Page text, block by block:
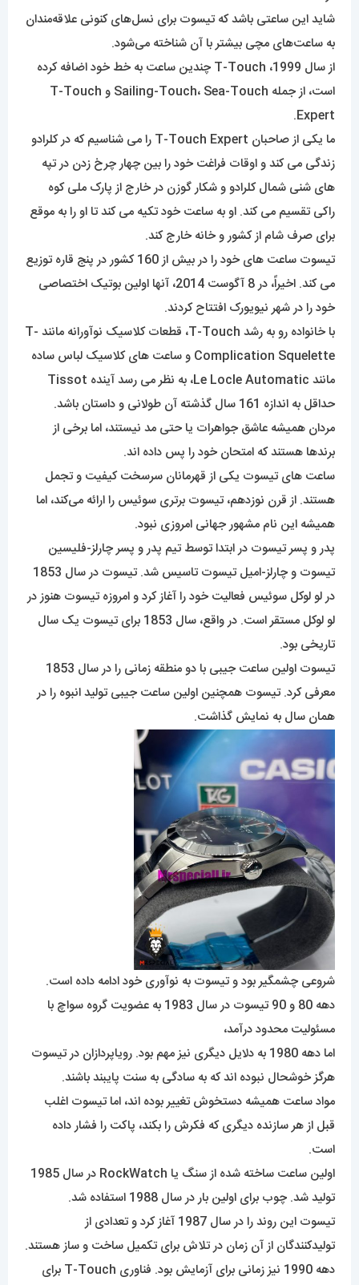
شاید این ساعتی باشد که تیسوت برای نسل‌های کنونی علاقه‌مندان
به ساعت‌های مچی بیشتر با آن شناخته می‌شود.
از سال 1999، T-Touch چندین ساعت به خط خود اضافه کرده
است، از جمله Sailing-Touch، Sea-Touch و T-Touch
Expert.
ما یکی از صاحبان T-Touch Expert را می شناسیم که در کلرادو
زندگی می کند و اوقات فراغت خود را بین چهار چرخ زدن در تپه
های شنی شمال کلرادو و شکار گوزن در خارج از پارک ملی کوه
راکی ​​تقسیم می کند. او به ساعت خود تکیه می کند تا او را به موقع
برای صرف شام از کشور و خانه خارج کند.
تیسوت ساعت های خود را در بیش از 160 کشور در پنج قاره توزیع
می کند. اخیراً، در 8 آگوست 2014، آنها اولین بوتیک اختصاصی
خود را در شهر نیویورک افتتاح کردند.
با خانواده رو به رشد T-Touch، قطعات کلاسیک نوآورانه مانند T-
Complication Squelette و ساعت های کلاسیک لباس ساده
مانند Le Locle Automatic، به نظر می رسد آینده Tissot
حداقل به اندازه 161 سال گذشته آن طولانی و داستان باشد.
مردان همیشه عاشق جواهرات یا حتی مد نیستند، اما برخی از
برندها هستند که امتحان خود را پس داده اند.
ساعت های تیسوت یکی از قهرمانان سرسخت کیفیت و تجمل
هستند. از قرن نوزدهم، تیسوت برتری سوئیس را ارائه می‌کند، اما
همیشه این نام مشهور جهانی امروزی نبود.
پدر و پسر تیسوت در ابتدا توسط تیم پدر و پسر چارلز-فلیسین
تیسوت و چارلز-امیل تیسوت تاسیس شد. تیسوت در سال 1853
در لو لوکل سوئیس فعالیت خود را آغاز کرد و امروزه تیسوت هنوز در
لو لوکل مستقر است. در واقع، سال 1853 برای تیسوت یک سال
تاریخی بود.
تیسوت اولین ساعت جیبی با دو منطقه زمانی را در سال 1853
معرفی کرد. تیسوت همچنین اولین ساعت جیبی تولید انبوه را در
همان سال به نمایش گذاشت.
شروعی چشمگیر بود و تیسوت به نوآوری خود ادامه داده است.
دهه 80 و 90 تیسوت در سال 1983 به عضویت گروه سواچ با
مسئولیت محدود درآمد،
اما دهه 1980 به دلایل دیگری نیز مهم بود. رویاپردازان در تیسوت
هرگز خوشحال نبوده اند که به سادگی به سنت پایبند باشند.
مواد ساعت همیشه دستخوش تغییر بوده اند، اما تیسوت اغلب
قبل از هر سازنده دیگری که فکرش را بکند، پاکت را فشار داده
است.
اولین ساعت ساخته شده از سنگ یا RockWatch در سال 1985
تولید شد. چوب برای اولین بار در سال 1988 استفاده شد.
تیسوت این روند را در سال 1987 آغاز کرد و تعدادی از
تولیدکنندگان از آن زمان در تلاش برای تکمیل ساخت و ساز هستند.
دهه 1990 نیز زمانی برای آزمایش بود. فناوری T-Touch برای